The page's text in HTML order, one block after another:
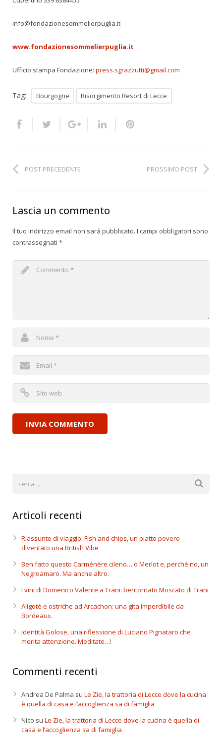
info@fondazionesommelierpuglia.it
www.fondazionesommelierpuglia.it
Ufficio stampa Fondazione: press.sgrazzutti@gmail.com
Tag: Bourgogne Risorgimento Resort di Lecce
POST PRECEDENTE PROSSIMO POST
Lascia un commento
Il tuo indirizzo email non sarà pubblicato. I campi obbligatori sono
contrassegnati *
Articoli recenti
Riassunto di viaggio: Fish and chips, un piatto povero
diventato una British Vibe
Ben fatto questo Carménère cileno… o Merlot e, perché no, un
Negroamaro. Ma anche altro.
I vini di Domenico Valente a Trani: bentornato Moscato di Trani
Aligoté e ostriche ad Arcachon: una gita imperdibile da
Bordeaux.
Identità Golose, una riflessione di Luciano Pignataro che
merita attenzione. Meditate…!
Commenti recenti
Andrea De Palma su Le Zie, la trattoria di Lecce dove la cucina
è quella di casa e l’accoglienza sa di famiglia
Nico su Le Zie, la trattoria di Lecce dove la cucina è quella di
casa e l’accoglienza sa di famiglia